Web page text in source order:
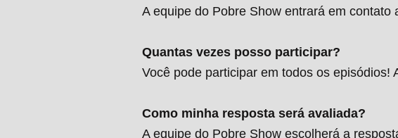
A equipe do Pobre Show entrará em
Quantas vezes posso participar?
Você pode participar em todos os episódios!
Como minha resposta será avaliada?
A equipe do Pobre Show escolherá a